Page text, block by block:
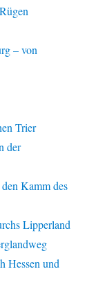
– von
Trier
der
Kamm des
Lipperland
Hessen und